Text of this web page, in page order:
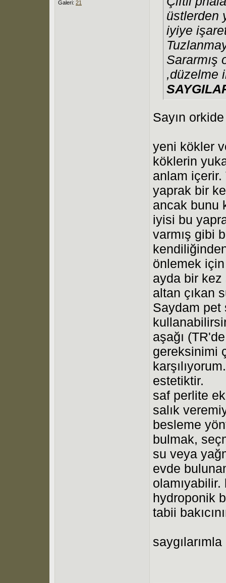
Galeri: 21
üstlerden
iyiye
Sararmış
,düzelme
Sayın
yeni kökler
köklerin
anlam
yaprak bir
ancak bunu
iyisi bu
varmış gibi
önlemek
ayda bir kez
altan çıkan
Saydam pet
aşağı
gereksinimi
estetiktir.
saf perlite
salık
besleme
bulmak,
su veya
evde
hydroponik
tabii
saygılarımla